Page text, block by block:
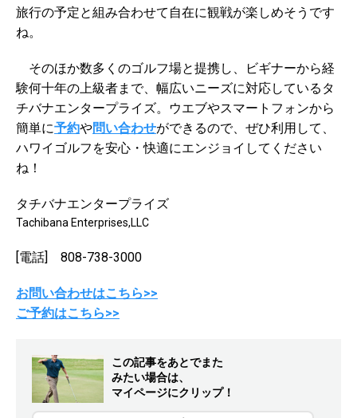
旅行の予定と組み合わせて自在に観戦が楽しめそうです
ね。
そのほか数多くのゴルフ場と提携し、ビギナーから経
験何十年の上級者まで、幅広いニーズに対応しているタ
チバナエンタープライズ。ウエブやスマートフォンから
簡単に予約や問い合わせができるので、ぜひ利用して、
ハワイゴルフを安心・快適にエンジョイしてください
ね！
タチバナエンタープライズ
Tachibana Enterprises,LLC
[電話] 808-738-3000
お問い合わせはこちら>>
ご予約はこちら>>
この記事をあとでまた
みたい場合は、
マイページにクリップ！